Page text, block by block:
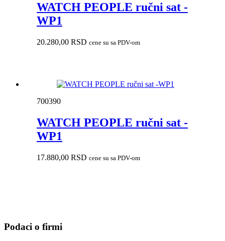
WATCH PEOPLE ručni sat -
WP1
20.280,00 RSD cene su sa PDV-om
700390
WATCH PEOPLE ručni sat -
WP1
17.880,00 RSD cene su sa PDV-om
Podaci o firmi